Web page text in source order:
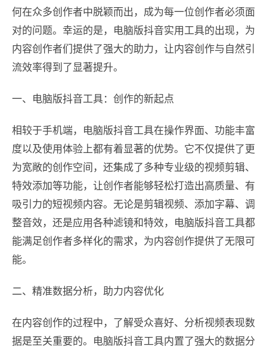
何在众多创作者中脱颖而出，成为每一位创作者必须面
对的问题。幸运的是，电脑版抖音实用工具的出现，为
内容创作者们提供了强大的助力，让内容创作与自然引
流效率得到了显著提升。
一、电脑版抖音工具：创作的新起点
相较于手机端，电脑版抖音工具在操作界面、功能丰富
度以及使用体验上都有着显著的优势。它不仅提供了更
为宽敞的创作空间，还集成了多种专业级的视频剪辑、
特效添加等功能，让创作者能够轻松打造出高质量、有
吸引力的短视频内容。无论是剪辑视频、添加字幕、调
整音效，还是应用各种滤镜和特效，电脑版抖音工具都
能满足创作者多样化的需求，为内容创作提供了无限可
能。
二、精准数据分析，助力内容优化
在内容创作的过程中，了解受众喜好、分析视频表现数
据是至关重要的。电脑版抖音工具内置了强大的数据分